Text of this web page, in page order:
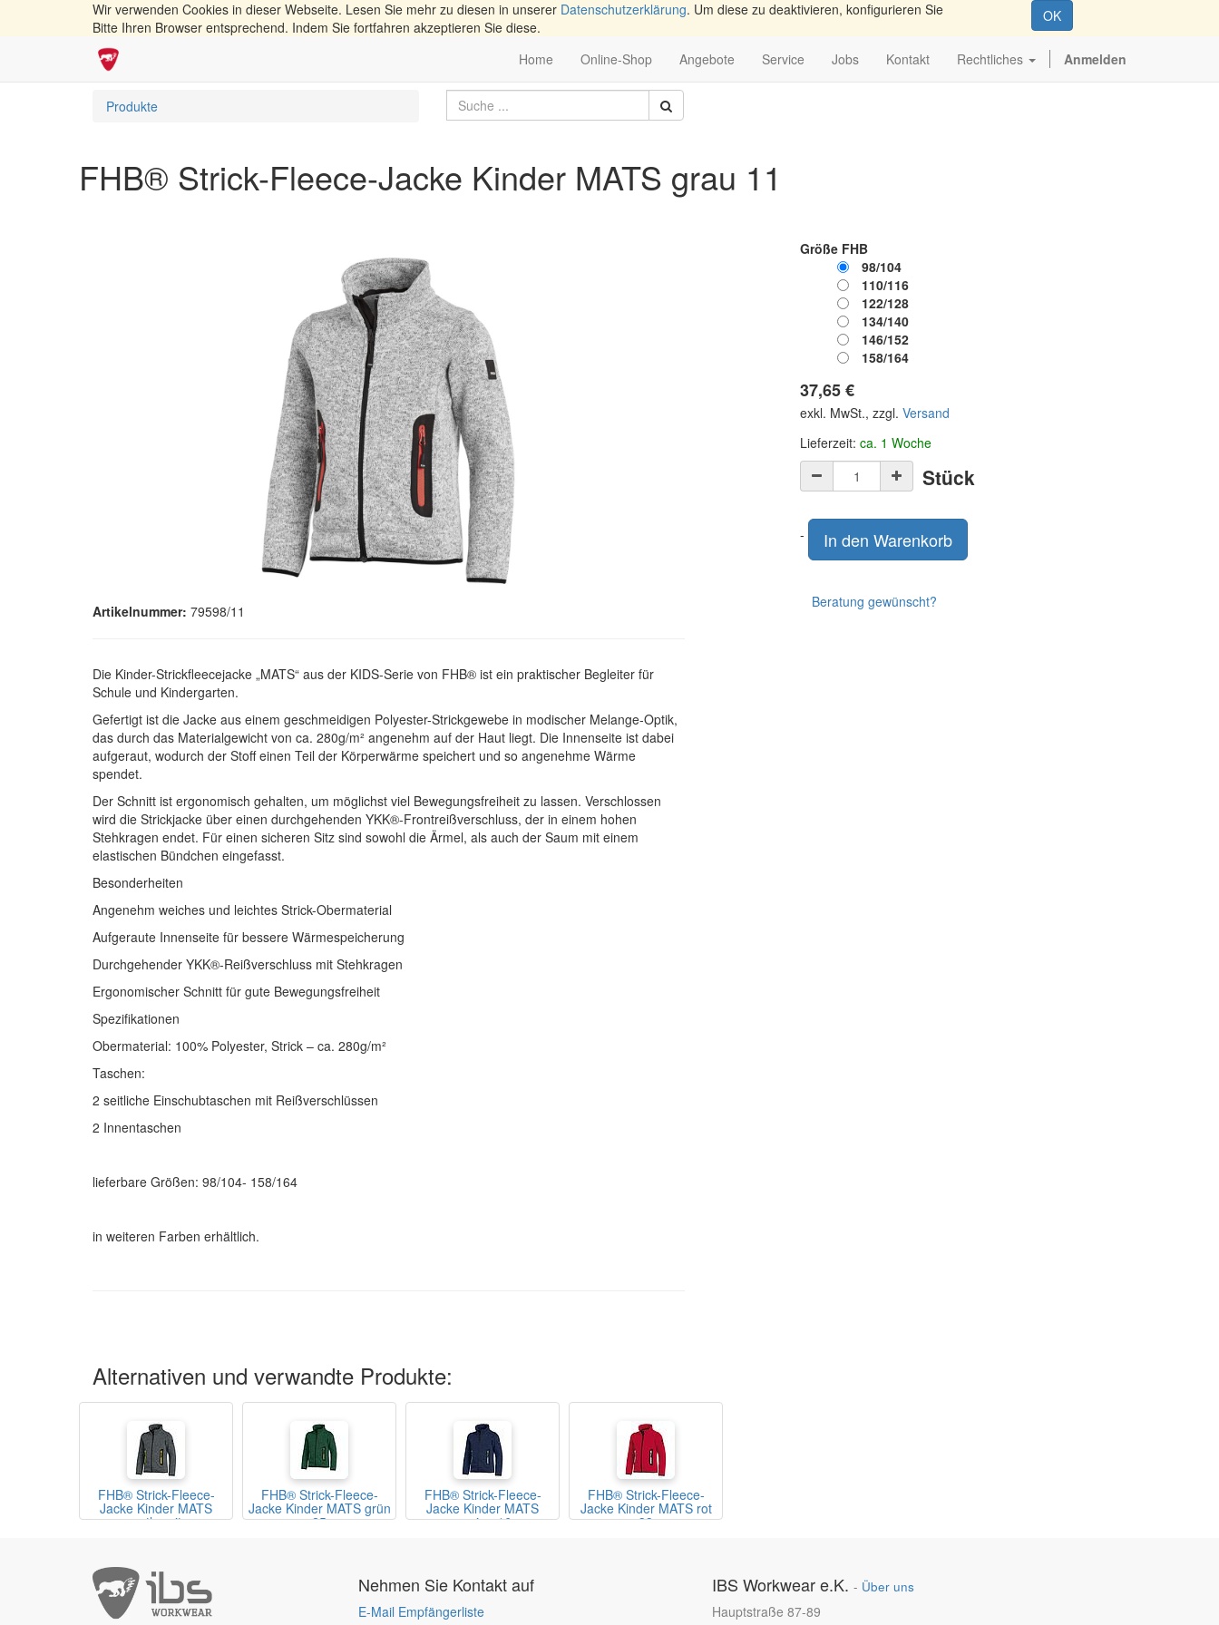
Wir verwenden Cookies in dieser Webseite. Lesen Sie mehr zu diesen in unserer Datenschutzerklärung. Um diese zu deaktivieren, konfigurieren Sie
Bitte Ihren Browser entsprechend. Indem Sie fortfahren akzeptieren Sie diese.
OK
Home Online-Shop Angebote Service Jobs Kontakt Rechtliches Anmelden
Produkte
FHB® Strick-Fleece-Jacke Kinder MATS grau 11
Artikelnummer: 79598/11
Die Kinder-Strickfleecejacke „MATS“ aus der KIDS-Serie von FHB® ist ein praktischer Begleiter für
Schule und Kindergarten.
Gefertigt ist die Jacke aus einem geschmeidigen Polyester-Strickgewebe in modischer Melange-Optik,
das durch das Materialgewicht von ca. 280g/m² angenehm auf der Haut liegt. Die Innenseite ist dabei
aufgeraut, wodurch der Stoff einen Teil der Körperwärme speichert und so angenehme Wärme
spendet.
Der Schnitt ist ergonomisch gehalten, um möglichst viel Bewegungsfreiheit zu lassen. Verschlossen
wird die Strickjacke über einen durchgehenden YKK®-Frontreißverschluss, der in einem hohen
Stehkragen endet. Für einen sicheren Sitz sind sowohl die Ärmel, als auch der Saum mit einem
elastischen Bündchen eingefasst.
Besonderheiten
Angenehm weiches und leichtes Strick-Obermaterial
Aufgeraute Innenseite für bessere Wärmespeicherung
Durchgehender YKK®-Reißverschluss mit Stehkragen
Ergonomischer Schnitt für gute Bewegungsfreiheit
Spezifikationen
Obermaterial: 100% Polyester, Strick – ca. 280g/m²
Taschen:
2 seitliche Einschubtaschen mit Reißverschlüssen
2 Innentaschen
lieferbare Größen: 98/104- 158/164
in weiteren Farben erhältlich.
Größe FHB
98/104
110/116
122/128
134/140
146/152
158/164
37,65€
exkl. MwSt., zzgl. Versand
Lieferzeit: ca. 1 Woche
Stück
- In den Warenkorb
Beratung gewünscht?
Alternativen und verwandte Produkte:
FHB® Strick-Fleece-
Jacke Kinder MATS
anthrazit
FHB® Strick-Fleece-
Jacke Kinder MATS grün
25
FHB® Strick-Fleece-
Jacke Kinder MATS
marine 16
FHB® Strick-Fleece-
Jacke Kinder MATS rot
33
Nehmen Sie Kontakt auf
E-Mail Empfängerliste
IBS Workwear e.K. - Über uns
Hauptstraße 87-89